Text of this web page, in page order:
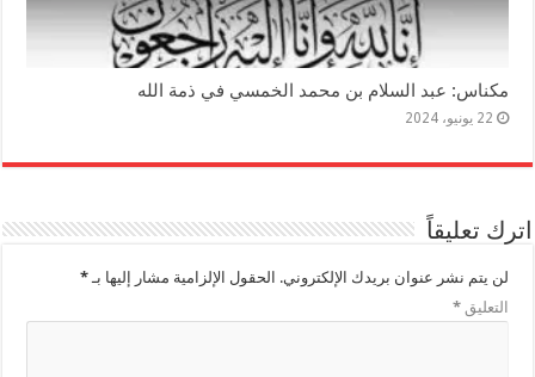
مكناس: عبد السلام بن محمد الخمسي في ذمة الله
22 يونيو، 2024
اترك تعليقاً
لن يتم نشر عنوان بريدك الإلكتروني. الحقول الإلزامية مشار إليها بـ*
التعليق*